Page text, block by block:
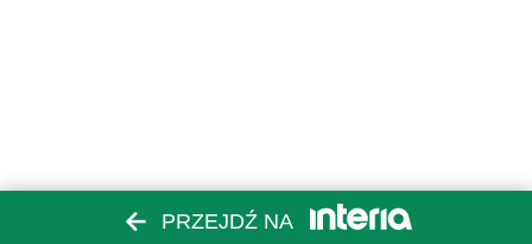
PRZEJDŹ NA